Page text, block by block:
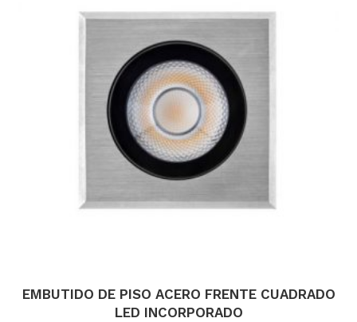
EMBUTIDO DE PISO ACERO FRENTE CUADRADO
LED INCORPORADO